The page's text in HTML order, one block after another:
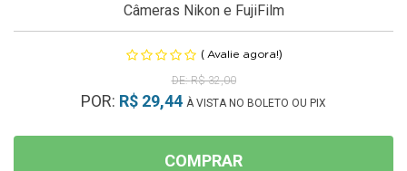
Câmeras Nikon e FujiFilm
( Avalie agora!)
R$ 32,00
POR: R$ 29,44 À VISTA NO BOLETO OU PIX
COMPRAR